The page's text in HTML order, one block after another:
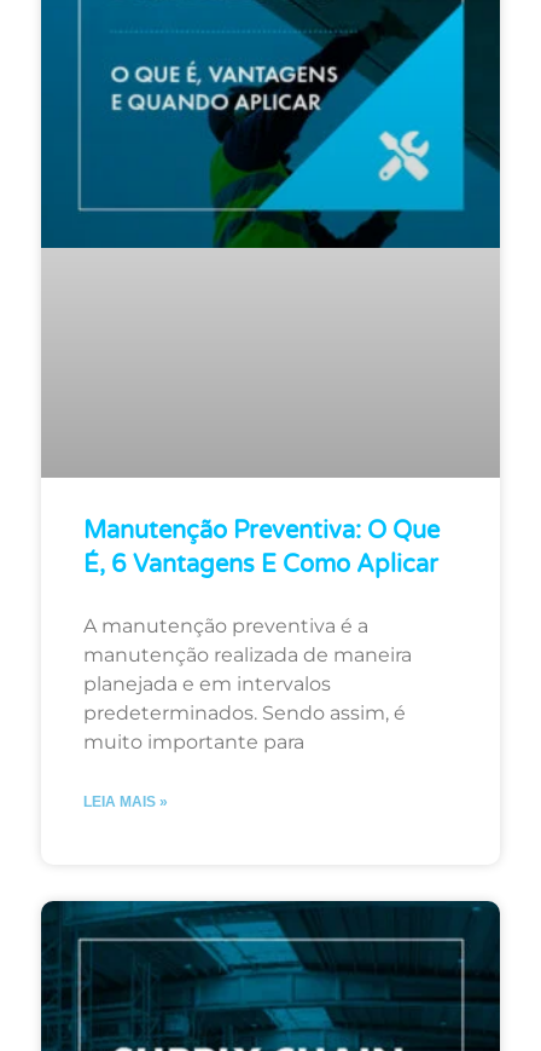
Manutenção Preventiva: O Que
É, 6 Vantagens E Como Aplicar
A manutenção preventiva é a
manutenção realizada de maneira
planejada e em intervalos
predeterminados. Sendo assim, é
muito importante para
LEIA MAIS »